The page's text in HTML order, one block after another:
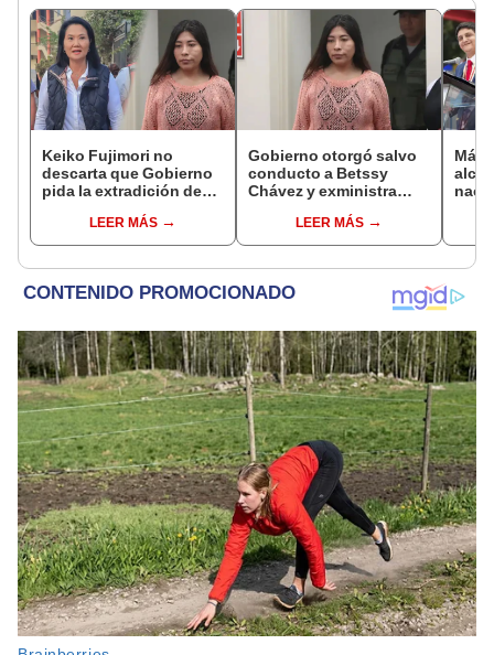
Keiko Fujimori no
descarta que Gobierno
pida la extradición de
dentro de nuestras
facultades"
LEER MÁS
Gobierno otorgó salvo
conducto a Betssy
Chávez y exministra
madrugadaLEER MÁS
Más